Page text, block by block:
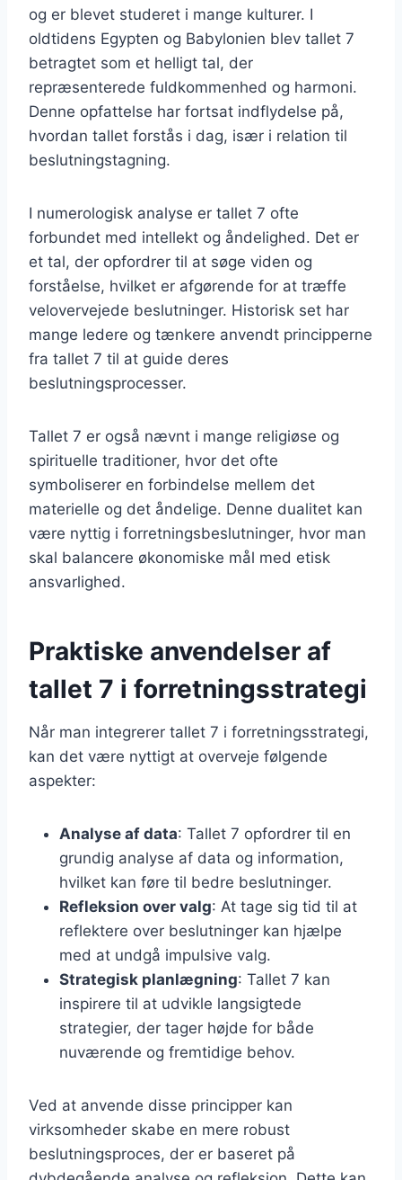
og er blevet studeret i mange kulturer. I
oldtidens Egypten og Babylonien blev tallet 7
betragtet som et helligt tal, der
repræsenterede fuldkommenhed og harmoni.
Denne opfattelse har fortsat indflydelse på,
hvordan tallet forstås i dag, især i relation til
beslutningstagning.
I numerologisk analyse er tallet 7 ofte
forbundet med intellekt og åndelighed. Det er
et tal, der opfordrer til at søge viden og
forståelse, hvilket er afgørende for at træffe
velovervejede beslutninger. Historisk set har
mange ledere og tænkere anvendt principperne
fra tallet 7 til at guide deres
beslutningsprocesser.
Tallet 7 er også nævnt i mange religiøse og
spirituelle traditioner, hvor det ofte
symboliserer en forbindelse mellem det
materielle og det åndelige. Denne dualitet kan
være nyttig i forretningsbeslutninger, hvor man
skal balancere økonomiske mål med etisk
ansvarlighed.
Praktiske anvendelser af
tallet 7 i forretningsstrategi
Når man integrerer tallet 7 i forretningsstrategi,
kan det være nyttigt at overveje følgende
aspekter:
Analyse af data: Tallet 7 opfordrer til en
grundig analyse af data og information,
hvilket kan føre til bedre beslutninger.
Refleksion over valg: At tage sig tid til at
reflektere over beslutninger kan hjælpe
med at undgå impulsive valg.
Strategisk planlægning: Tallet 7 kan
inspirere til at udvikle langsigtede
strategier, der tager højde for både
nuværende og fremtidige behov.
Ved at anvende disse principper kan
virksomheder skabe en mere robust
beslutningsproces, der er baseret på